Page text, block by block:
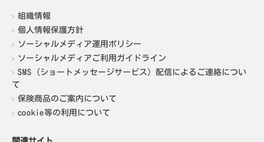
組織情報
個人情報保護方針
ソーシャルメディア運用ポリシー
ソーシャルメディアご利用ガイドライン
SMS（ショートメッセージサービス）配信によるご連絡につい
て
保険商品のご案内について
cookie等の利用について